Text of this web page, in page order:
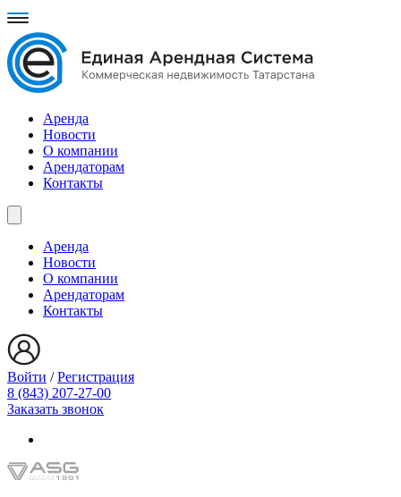
Аренда
Новости
О компании
Арендаторам
Контакты
Аренда
Новости
О компании
Арендаторам
Контакты
Войти /Регистрация
8 (843) 207-27-00
Заказать звонок